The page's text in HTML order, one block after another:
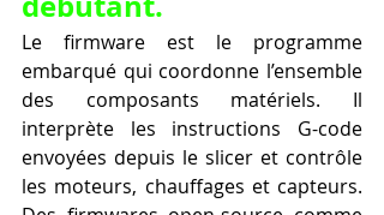
Le firmware est le programme
embarqué qui coordonne l’ensemble
des composants matériels. Il
interprète les instructions G-code
envoyées depuis le slicer et contrôle
les moteurs, chauffages et capteurs.